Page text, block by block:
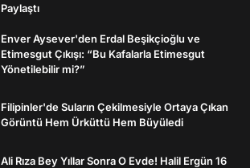
Paylaştı
Enver Aysever'den Erdal Beşikçioğlu ve
Etimesgut Çıkışı: “Bu Kafalarla Etimesgut
Yönetilebilir mi?”
Filipinler'de Suların Çekilmesiyle Ortaya Çıkan
Görüntü Hem Ürküttü Hem Büyüledi
Ali Rıza Bey Yıllar Sonra O Evde! Halil Ergün 16